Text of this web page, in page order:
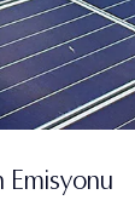
Emisyonu
kodlar,
telefon,
şekillerde)
lokasyon,
bilgisi, sosyal